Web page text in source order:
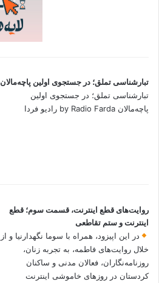
تبارشناسی تملق؛ در جستجوی اولین‌ پاچه‌مالان
تبارشناسی تملق؛ در جستجوی اولین‌
پاچه‌مالان by Radio Farda رادیو فردا
روایت‌های قطع اینترنت، قسمت سوم؛ قطع
اینترنت و ستم تقاطعی
در این اپیزود، همراه با سوما نگهدارنیا و از
خلال روایت‌های فاطمه، به تجربه زنان،
روزنامه‌نگاران، فعالان مدنی و ساکنان
کردستان در روزهای خاموشی اینترنت